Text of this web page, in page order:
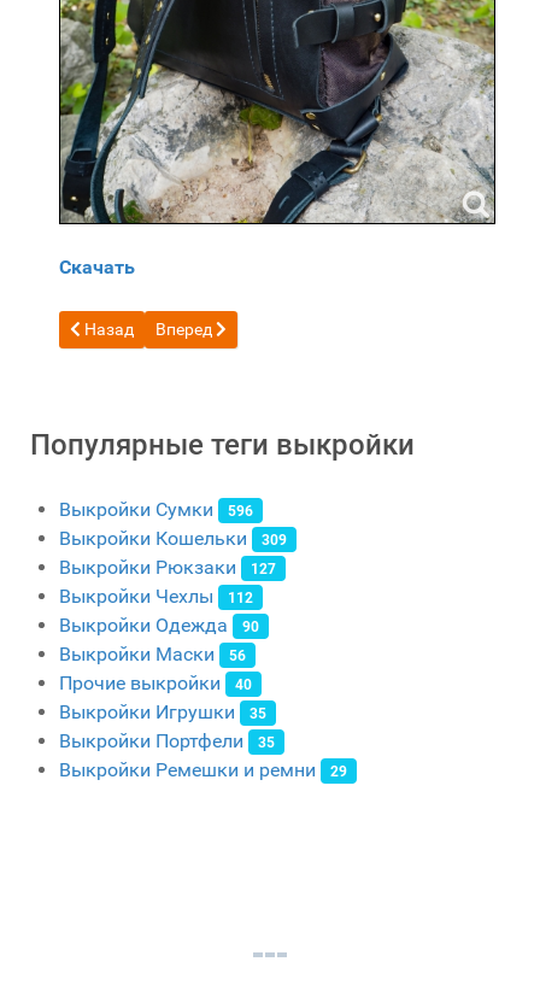
Скачать
Предыдущий: Бесплатная выкройка Рюкзак с крыльями
Назад Следующий: Бесплатная выкройка Рюкзак с
Вперед
Популярные теги выкройки
Выкройки Сумки 596
Выкройки Кошельки 309
Выкройки Рюкзаки 127
Выкройки Чехлы 112
Выкройки Одежда 90
Выкройки Маски 56
Прочие выкройки 40
Выкройки Игрушки 35
Выкройки Портфели 35
Выкройки Ремешки и ремни 29